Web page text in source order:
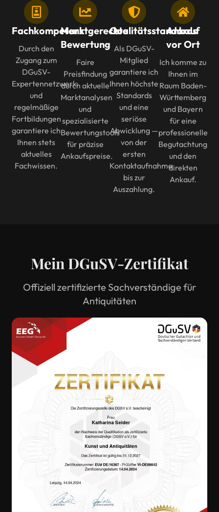
Fachkompetenz
Durch den
Zugang zum
DGuSV-
Expertennetzwerk
und
regelmäßige
Fortbildungen
garantiere ich
Ihnen stets
aktuelles
Fachwissen.
Marktgerechte
Bewertung
Faire
Preisfindung
durch aktuelle
Marktanalysen
und
spezialisierte
Bewertungstools
für präzise
Ankaufspreise.
Qualitätsstandards
Als DGuSV-
Mitglied
garantiere ich
Ihnen höchste
Standards
und eine
seriöse
Abwicklung —
von der
ersten
Kontaktaufnahme
bis zur
Auszahlung.
Ankauf
vor Ort
Ich komme zu
Ihnen im
Raum Baden-
Württemberg
und Bayern
für eine
professionelle
Begutachtung
und den
direkten
Ankauf.
Mein DGuSV-Zertifikat
Offiziell zertifizierte Sachverständige für
Antiquitäten